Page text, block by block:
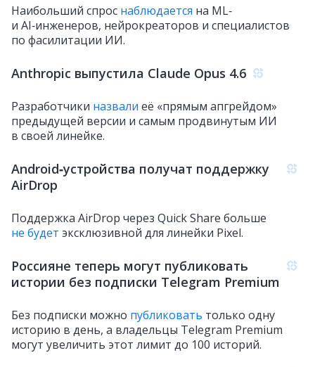
Наибольший спрос наблюдается на ML‑
и AI‑инженеров, нейрокреаторов и специалистов
по фасилитации ИИ.
Anthropic выпустила Claude Opus 4.6
Разработчики назвали её «прямым апгрейдом»
предыдущей версии и самым продвинутым ИИ
в своей линейке.
Android‑устройства получат поддержку
AirDrop
Поддержка AirDrop через Quick Share больше
не будет эксклюзивной для линейки Pixel.
Россияне теперь могут публиковать
истории без подписки Telegram Premium
Без подписки можно публиковать только одну
историю в день, а владельцы Telegram Premium
могут увеличить этот лимит до 100 историй.